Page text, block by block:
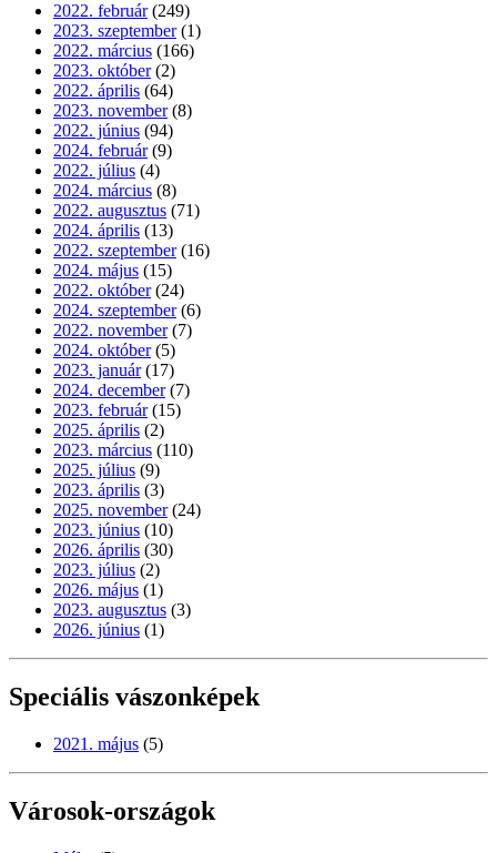
2022. február (249)
2023. szeptember (1)
2022. március (166)
2023. október (2)
2022. április (64)
2023. november (8)
2022. június (94)
2024. február (9)
2022. július (4)
2024. március (8)
2022. augusztus (71)
2024. április (13)
2022. szeptember (16)
2024. május (15)
2022. október (24)
2024. szeptember (6)
2022. november (7)
2024. október (5)
2023. január (17)
2024. december (7)
2023. február (15)
2025. április (2)
2023. március (110)
2025. július (9)
2023. április (3)
2025. november (24)
2023. június (10)
2026. április (30)
2023. július (2)
2026. május (1)
2023. augusztus (3)
2026. június (1)
Speciális vászonképek
2021. május (5)
Városok-országok